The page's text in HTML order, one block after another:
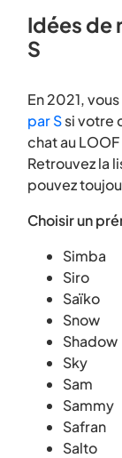
Idées de
S
En 2021,
par Ssi votre
chat au
Retrouvez la
pouvez
Choisir un
Simba
Siro
Saïko
Snow
Shadow
Sky
Sam
Sammy
Safran
Salto